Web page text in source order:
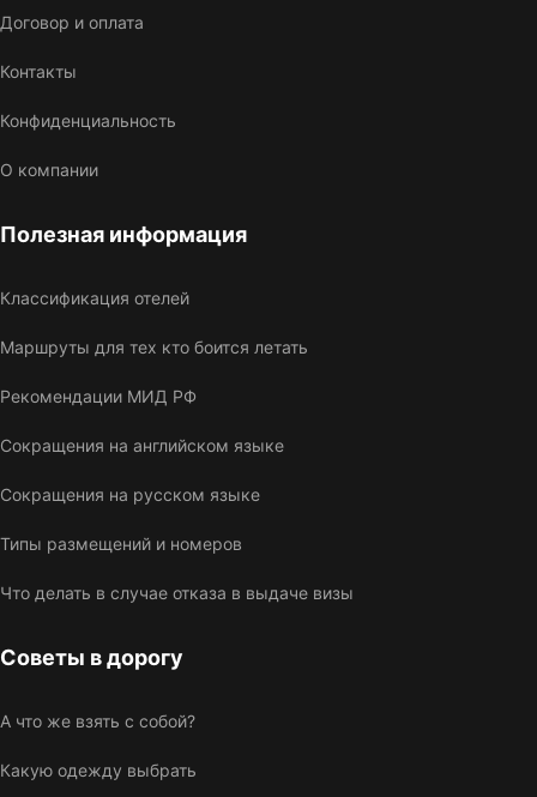
Договор и оплата
Контакты
Конфиденциальность
О компании
Полезная информация
Классификация отелей
Маршруты для тех кто боится летать
Рекомендации МИД РФ
Сокращения на английском языке
Сокращения на русском языке
Типы размещений и номеров
Что делать в случае отказа в выдаче визы
Советы в дорогу
А что же взять с собой?
Какую одежду выбрать